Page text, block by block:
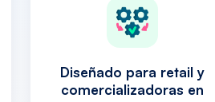
Diseñado para retail y
comercializadoras en